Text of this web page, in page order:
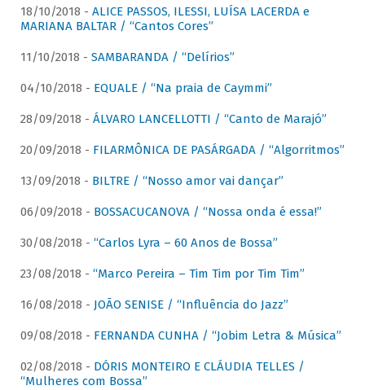
18/10/2018 - ALICE PASSOS, ILESSI, LUÍSA LACERDA e
MARIANA BALTAR / “Cantos Cores”
11/10/2018 - SAMBARANDA / “Delírios”
04/10/2018 - EQUALE / “Na praia de Caymmi”
28/09/2018 - ÁLVARO LANCELLOTTI / “Canto de Marajó”
20/09/2018 - FILARMÔNICA DE PASÁRGADA / “Algorritmos”
13/09/2018 - BILTRE / “Nosso amor vai dançar”
06/09/2018 - BOSSACUCANOVA / “Nossa onda é essa!”
30/08/2018 - “Carlos Lyra – 60 Anos de Bossa”
23/08/2018 - “Marco Pereira – Tim Tim por Tim Tim”
16/08/2018 - JOÃO SENISE / “Influência do Jazz”
09/08/2018 - FERNANDA CUNHA / “Jobim Letra & Música”
02/08/2018 - DÓRIS MONTEIRO E CLÁUDIA TELLES /
“Mulheres com Bossa”